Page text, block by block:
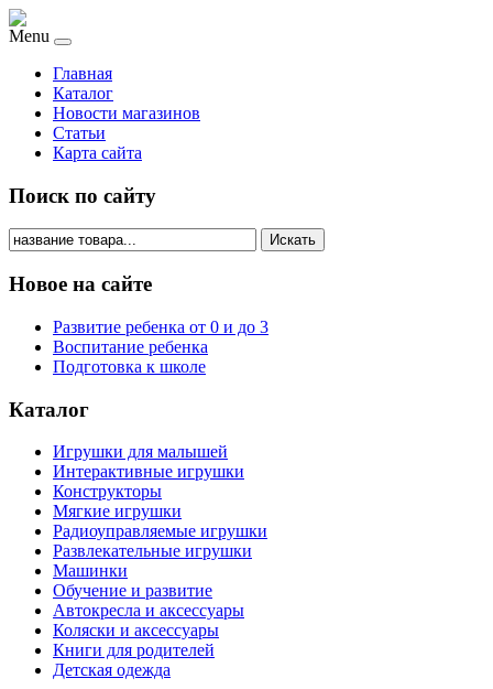
Menu
Главная
Каталог
Новости магазинов
Статьи
Карта сайта
Поиск по сайту
Искать
Новое на сайте
Развитие ребенка от 0 и до 3
Воспитание ребенка
Подготовка к школе
Каталог
Игрушки для малышей
Интерактивные игрушки
Конструкторы
Мягкие игрушки
Радиоуправляемые игрушки
Развлекательные игрушки
Машинки
Обучение и развитие
Автокресла и аксессуары
Коляски и аксессуары
Книги для родителей
Детская одежда